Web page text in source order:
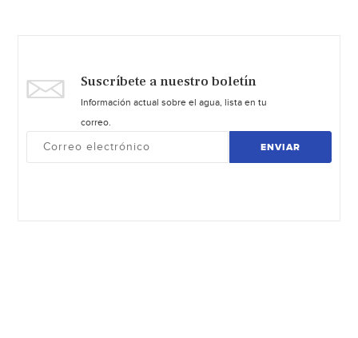
Suscríbete a nuestro boletín
Información actual sobre el agua, lista en tu
correo.
ENVIAR